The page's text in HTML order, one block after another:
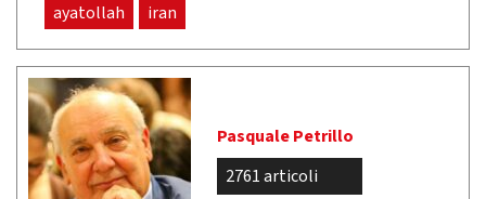
ayatollah iran
Pasquale Petrillo
2761 articoli